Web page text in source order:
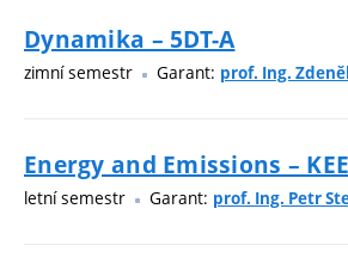
Dynamika – 5DT-A
zimní semestr Garant: prof. Ing.
Energy and Emissions –
letní semestr Garant: prof. Ing. Petr